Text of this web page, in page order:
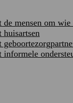
de mensen om wie
huisartsen
informele